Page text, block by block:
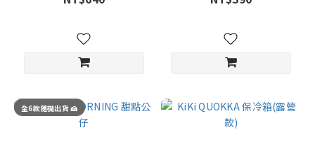
全6款隨機出貨 🍰